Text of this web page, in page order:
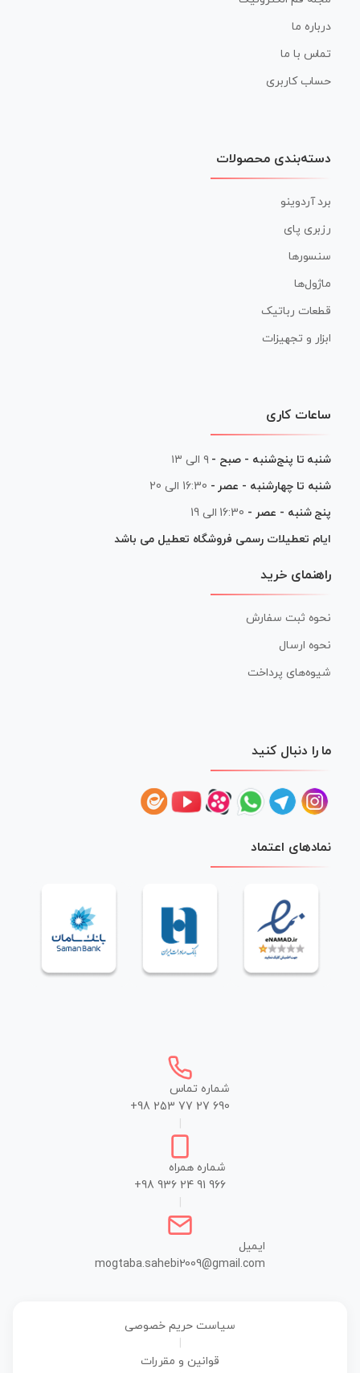
درباره ما
تماس با ما
حساب کاربری
دسته‌بندی محصولات
برد آردوینو
رزبری پای
سنسورها
ماژول‌ها
قطعات رباتیک
ابزار و تجهیزات
ساعات کاری
شنبه تا پنج‌شنبه - صبح - ۹ الی ۱۳
شنبه تا چهارشنبه - عصر - 16:30 الی 20
پنج شنبه - عصر - 16:30 الی 19
ایام تعطیلات رسمی فروشگاه تعطیل می باشد
راهنمای خرید
نحوه ثبت سفارش
نحوه ارسال
شیوه‌های پرداخت
ما را دنبال کنید
نمادهای اعتماد
شماره تماس
+98 253 77 27 690
شماره همراه
+98 936 24 91 966
ایمیل
mogtaba.sahebi2009@gmail.com
سیاست حریم خصوصی
قوانین و مقررات